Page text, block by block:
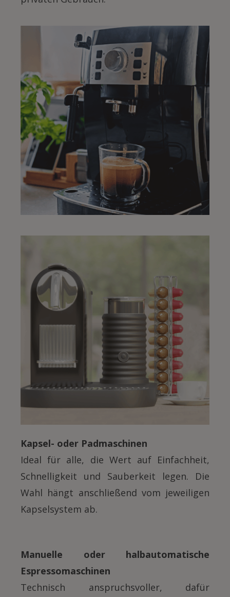
Kapsel- oder Padmaschinen
Ideal für alle, die Wert auf Einfachheit,
Schnelligkeit und Sauberkeit legen. Die
Wahl hängt anschließend vom jeweiligen
Kapselsystem ab.
Manuelle oder halbautomatische
Espressomaschinen
Technisch anspruchsvoller, dafür